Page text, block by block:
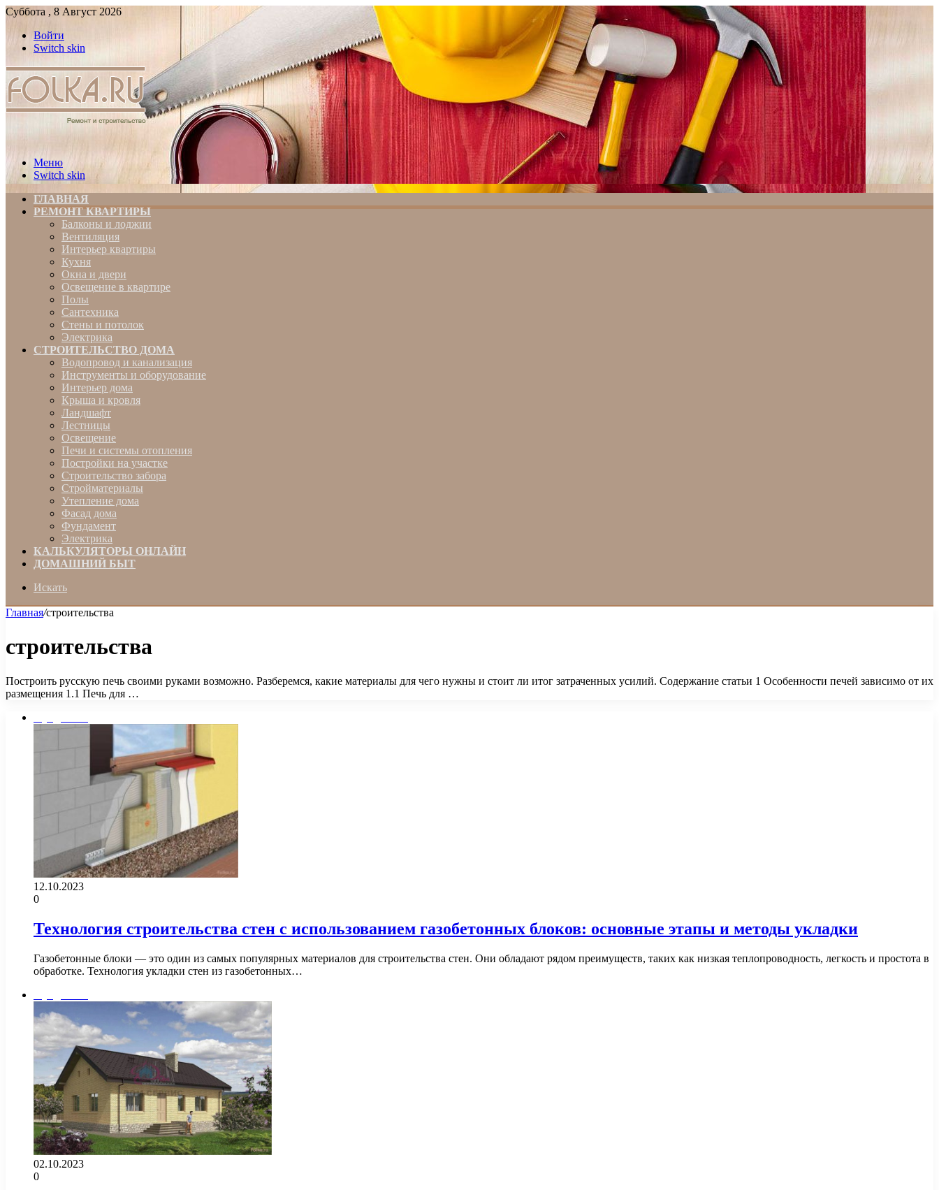
Суббота , 8 Август 2026
Войти
Switch skin
Меню
Switch skin
ГЛАВНАЯ
РЕМОНТ КВАРТИРЫ
Балконы и лоджии
Вентиляция
Интерьер квартиры
Кухня
Окна и двери
Освещение в квартире
Полы
Сантехника
Стены и потолок
Электрика
СТРОИТЕЛЬСТВО ДОМА
Водопровод и канализация
Инструменты и оборудование
Интерьер дома
Крыша и кровля
Ландшафт
Лестницы
Освещение
Печи и системы отопления
Постройки на участке
Строительство забора
Стройматериалы
Утепление дома
Фасад дома
Фундамент
Электрика
КАЛЬКУЛЯТОРЫ ОНЛАЙН
ДОМАШНИЙ БЫТ
Искать
Главная/строительства
строительства
Построить русскую печь своими руками возможно. Разберемся, какие материалы для чего нужны и стоит ли итог затраченных усилий. Содержание статьи 1 Особенности печей зависимо от их
размещения 1.1 Печь для …
12.10.2023
0
Технология строительства стен с использованием газобетонных блоков: основные этапы и методы укладки
Газобетонные блоки — это один из самых популярных материалов для строительства стен. Они обладают рядом преимуществ, таких как низкая теплопроводность, легкость и простота в
обработке. Технология укладки стен из газобетонных…
02.10.2023
0